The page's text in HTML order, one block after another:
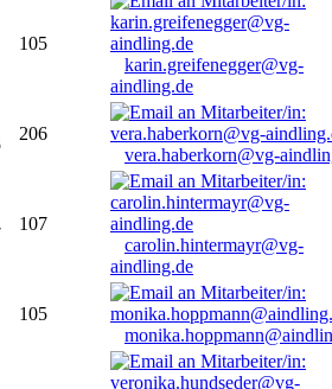
105
karin.greifenegger@vg-
aindling.de
206
vera.haberkorn@vg-
107
carolin.hintermayr@vg-
aindling.de
105